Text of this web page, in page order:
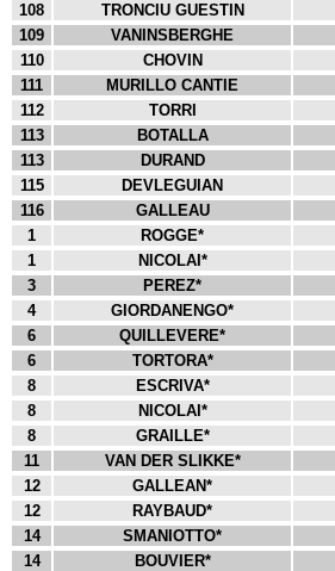
108
TRONCIU GUESTIN
109
VANINSBERGHE
110
CHOVIN
111
MURILLO CANTIE
112
TORRI
113
BOTALLA
113
DURAND
115
DEVLEGUIAN
116
GALLEAU
1
ROGGE*
1
NICOLAI*
3
PEREZ*
4
GIORDANENGO*
6
QUILLEVERE*
6
TORTORA*
8
ESCRIVA*
8
NICOLAI*
8
GRAILLE*
11
VAN DER SLIKKE*
12
GALLEAN*
12
RAYBAUD*
14
SMANIOTTO*
14
BOUVIER*